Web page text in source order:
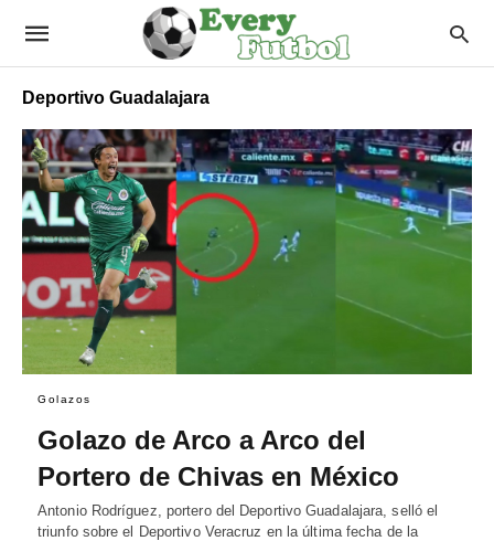
Deportivo Guadalajara
Golazos
Golazo de Arco a Arco del
Portero de Chivas en México
Antonio Rodríguez, portero del Deportivo Guadalajara, selló el
triunfo sobre el Deportivo Veracruz en la última fecha de la